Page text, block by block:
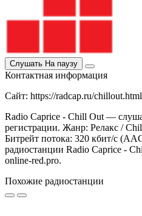
Слушать На паузу
Контактная информация
Сайт: https://radcap.ru/chillout.html
Radio Caprice - Chill Out —
регистрации. Жанр: Релакс /
Битрейт потока: 320 кбит/с
радиостанции Radio Caprice -
online-red.pro.
Похожие радиостанции